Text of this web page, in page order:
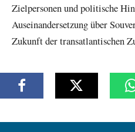
Zielpersonen und politische
Auseinandersetzung über
Zukunft der transatlantischen